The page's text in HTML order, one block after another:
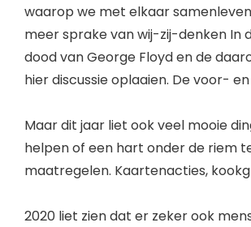
waarop we met elkaar
meer sprake van wij-zij-denken In
dood van George Floyd en de
hier discussie oplaaien. De voor-
Maar dit jaar liet ook veel mooie
helpen of een hart onder de riem
maatregelen. Kaartenacties,
2020 liet zien dat er zeker ook